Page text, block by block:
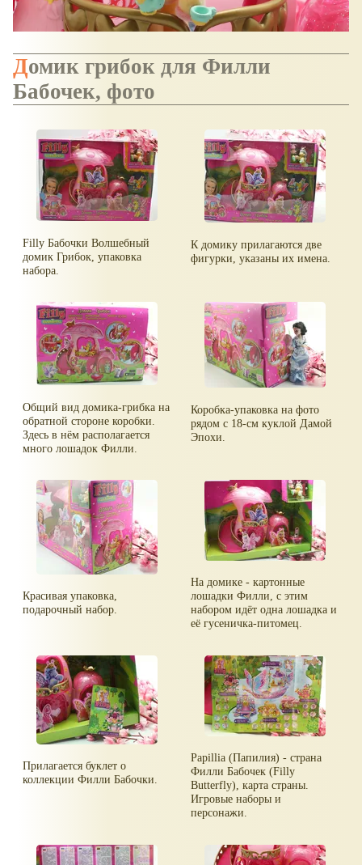
Домик грибок для Филли
Бабочек, фото
Filly Бабочки Волшебный
домик Грибок, упаковка
набора.
К домику прилагаются две
фигурки, указаны их имена.
Общий вид домика-грибка на
обратной стороне коробки.
Здесь в нём располагается
много лошадок Филли.
Коробка-упаковка на фото
рядом с 18-см куклой Дамой
Эпохи.
Красивая упаковка,
подарочный набор.
На домике - картонные
лошадки Филли, с этим
набором идёт одна лошадка и
её гусеничка-питомец.
Прилагается буклет о
коллекции Филли Бабочки.
Papillia (Папилия) - страна
Филли Бабочек (Filly
Butterfly), карта страны.
Игровые наборы и
персонажи.